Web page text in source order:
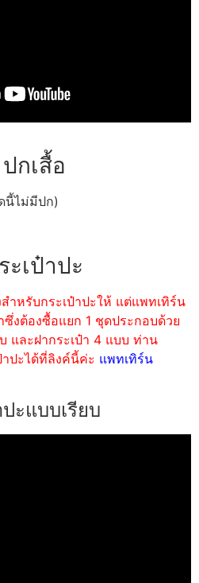
กเสื้อ
นี้ไม่มีปก)
ะเป๋าปะ
ำหรับกระเป๋าปะให้ แต่แพทเทิร์น
ซึ่งต้องซื้อแยก 1 ชุดประกอบด้วย
และฝากระเป๋า 4 แบบ ท่าน
ปะได้ที่ลิงค์นี้ค่ะ แพทเทิร์น
ปะแบบเรียบ